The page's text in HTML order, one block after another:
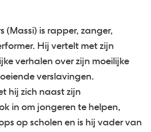
(Massi) is rapper, zanger,
Hij vertelt met zijn
verhalen over zijn moeilijke
verslavingen.
hij zich naast zijn
in om jongeren te helpen,
op scholen en is hij vader van